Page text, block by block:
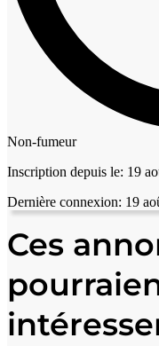
Non-fumeur
Inscription depuis le: 19
Dernière connexion: 19
Ces